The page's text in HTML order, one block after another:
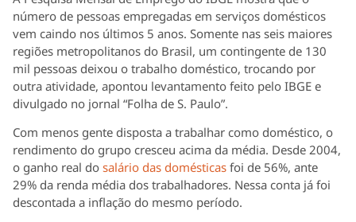
número de pessoas empregadas em serviços domésticos
vem caindo nos últimos 5 anos. Somente nas seis maiores
regiões metropolitanos do Brasil, um contingente de 130
mil pessoas deixou o trabalho doméstico, trocando por
outra atividade, apontou levantamento feito pelo IBGE e
divulgado no jornal “Folha de S. Paulo”.
Com menos gente disposta a trabalhar como doméstico, o
rendimento do grupo cresceu acima da média. Desde 2004,
o ganho real do salário das domésticas foi de 56%, ante
29% da renda média dos trabalhadores. Nessa conta já foi
descontada a inflação do mesmo período.